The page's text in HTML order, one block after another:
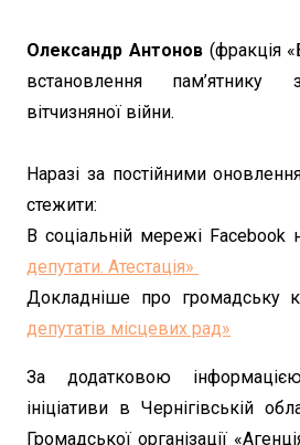
Олександр Антонов(фракція
встановлення пам’ятнику
вітчизняної війни.
Наразі за постійними
стежити:
В соціальній мережі Facebook
депутати. Атестація»
Докладніше про громадську
депутатів місцевих рад»
За додатковою
ініціативи в Чернігівській
Громадської організації